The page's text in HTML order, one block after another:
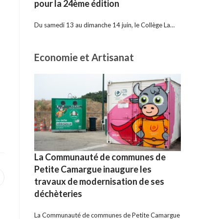
pour la 24ème édition
Du samedi 13 au dimanche 14 juin, le Collège La…
Economie et Artisanat
La Communauté de communes de
Petite Camargue inaugure les
travaux de modernisation de ses
déchèteries
La Communauté de communes de Petite Camargue